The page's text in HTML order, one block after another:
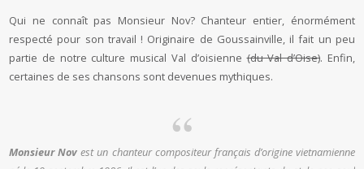
Qui ne connaît pas Monsieur Nov? Chanteur entier, énormément
respecté pour son travail ! Originaire de Goussainville, il fait un peu
partie de notre culture musical Val d’oisienne(du Val d’Oise). Enfin,
certaines de ses chansons sont devenues mythiques.
Monsieur Nov est un chanteur compositeur français d’origine vietnamienne